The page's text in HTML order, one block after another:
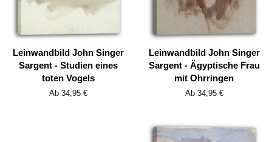
Leinwandbild John Singer
Sargent - Studien eines
toten Vogels
Ab 34,95 €
Leinwandbild John Singer
Sargent - Ägyptische Frau
mit Ohrringen
Ab 34,95 €